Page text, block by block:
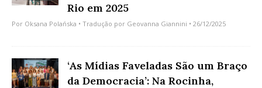
Rio em 2025
Por Oksana Polańska • Tradução por Geovanna Giannini • 26/12/2025
‘As Mídias Faveladas São um Braço
da Democracia’: Na Rocinha,